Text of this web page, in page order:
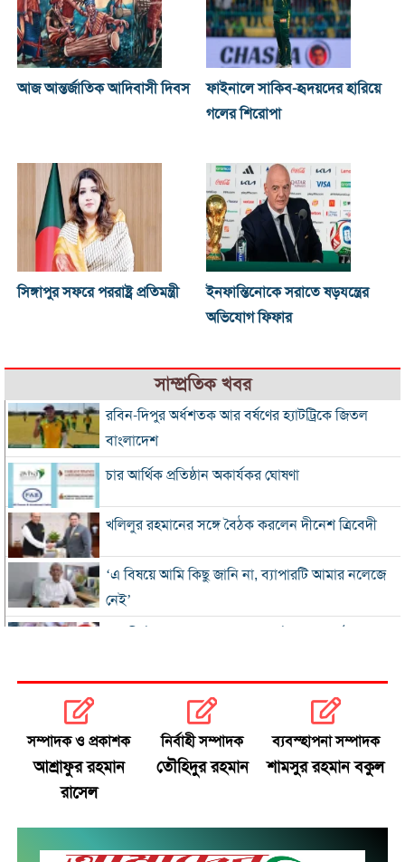
আজ আন্তর্জাতিক আদিবাসী দিবস
ফাইনালে সাকিব-হৃদয়দের হারিয়ে
গলের শিরোপা
সিঙ্গাপুর সফরে পররাষ্ট্র প্রতিমন্ত্রী
ইনফান্তিনোকে সরাতে ষড়যন্ত্রের
অভিযোগ ফিফার
সাম্প্রতিক খবর
রবিন-দিপুর অর্ধশতক আর বর্ষণের হ্যাটট্রিকে জিতল
বাংলাদেশ
চার আর্থিক প্রতিষ্ঠান অকার্যকর ঘোষণা
খ‌লিলুর রহমানের সঙ্গে বৈঠক করলেন দীনেশ ত্রিবেদী
‘এ বিষয়ে আমি কিছু জানি না, ব্যাপারটি আমার নলেজে
নেই’
ফ্যাসিবাদের মাথা পালিয়ে গেলেও এর অনেক কিছু
এখনও রয়ে গেছে : প্রধানমন্ত্রী
রিজভীর বক্তব্যে ক্ষুব্ধ শাবনূর
আমির
সম্পাদক ও প্রকাশক
আশ্রাফুর রহমান
রাসেল
নির্বাহী সম্পাদক
তৌহিদুর রহমান
ব্যবস্হাপনা সম্পাদক
শামসুর রহমান বকুল